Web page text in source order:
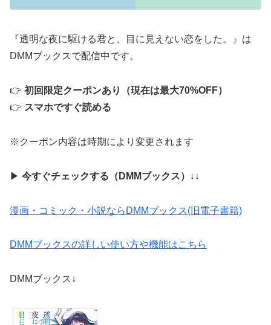
『透明な夜に駆ける君と、目に見えない恋をした。』は
DMMブックスで配信中です。
👉 初回限定クーポンあり（現在は最大70%OFF）
👉 スマホですぐ読める
※クーポン内容は時期により変更されます
▶ 今すぐチェックする（DMMブックス） ↓↓
漫画・コミック・小説ならDMMブックス(旧電子書籍)
DMMブックスの詳しい使い方や機能はこちら
DMMブックス↓